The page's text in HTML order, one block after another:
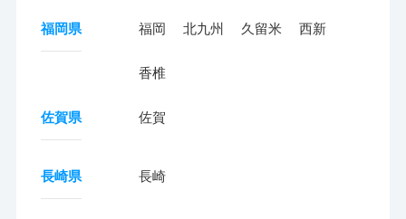
福岡県 福岡 北九州 久留米 西新
香椎
佐賀県 佐賀
長崎県 長崎